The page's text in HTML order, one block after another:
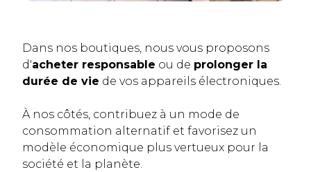
Dans nos boutiques, nous vous proposons
d'acheter responsable ou de prolonger la
durée de vie de vos appareils électroniques.
À nos côtés, contribuez à un mode de
consommation alternatif et favorisez un
modèle économique plus vertueux pour la
société et la planète.